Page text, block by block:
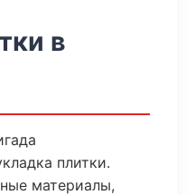
в
плитки.
материалы,